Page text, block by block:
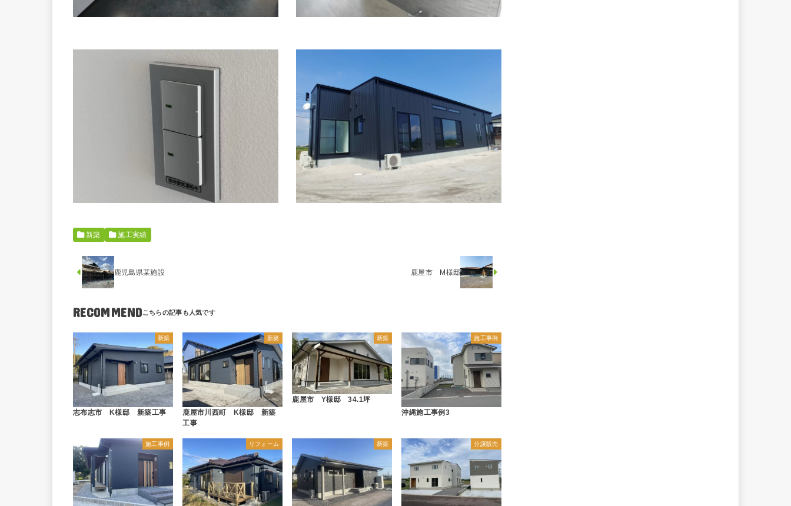
新築 施工実績
鹿児島県某施設 鹿屋市 M様邸
RECOMMEND
新築
志布志市 K様邸 新築工事
新築
鹿屋市川西町 K様邸 新築
工事
新築
鹿屋市 Y様邸 34.1坪
施工事例
沖縄施工事例3
施工事例 リフォーム 新築 分譲販売